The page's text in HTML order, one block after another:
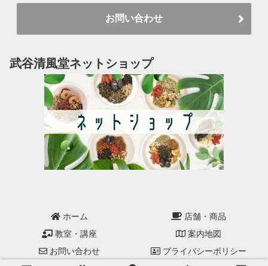
お問い合わせ
武谷清風堂ネットショップ
ホーム
店舗・商品
教室・講座
案内地図
お問い合わせ
プライバシーポリシー